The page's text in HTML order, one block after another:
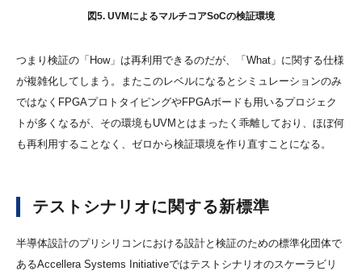
図5. UVMによるマルチコアSoCの検証環境
つまり検証の「How」は再利用できるのだが、「What」に関する仕様
が複雑化してしまう。またこのレベルになるとシミュレーションのみ
ではなくFPGAプロトタイピングやFPGAボードも用いるプロジェク
トが多くなるが、その環境もUVMとはまったく乖離しており、ほぼ何
も再利用することなく、ゼロから検証環境を作り直すことになる。
テストシナリオに関する新標準
半導体設計のプリシリコンにおける設計と検証のための標準化団体で
あるAccellera Systems Initiativeではテストシナリオのスケーラビリ